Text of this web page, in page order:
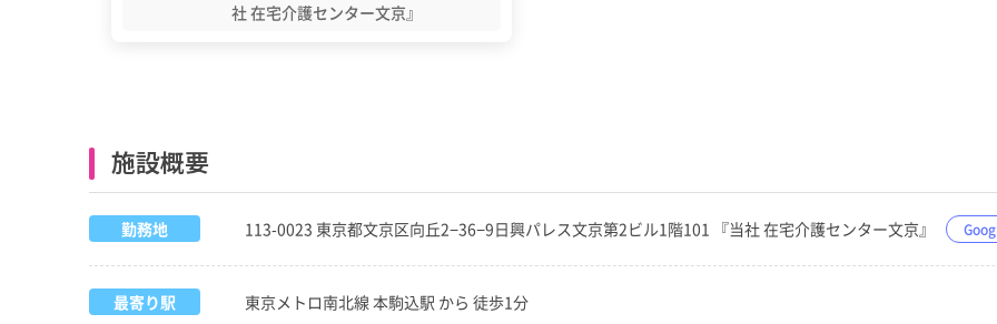
社 在宅介護センター文京』
施設概要
勤務地 113-0023 東京都文京区向丘2−36−9日興パレス文京第2ビル1階101 『当社 在宅介護センター文京』
最寄り駅 東京メトロ南北線 本駒込駅 から 徒歩1分